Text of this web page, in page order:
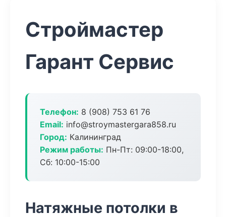
Строймастер
Гарант Сервис
Телефон: 8 (908) 753 61 76
Email: info@stroymastergara858.ru
Город: Калининград
Режим работы: Пн-Пт: 09:00-18:00,
Сб: 10:00-15:00
Натяжные потолки в